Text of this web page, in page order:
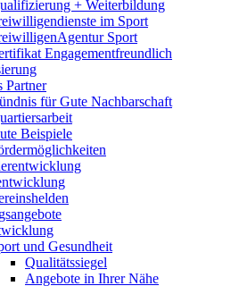
+ Weiterbildung
im Sport
Sport
Engagementfreundlich
Partner
für Gute Nachbarschaft
Beispiele
und Gesundheit
Qualitätssiegel
Angebote in Ihrer Nähe